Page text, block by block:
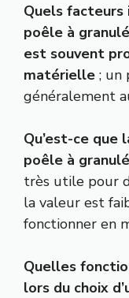
Quels facteurs
poêle à
est souvent
matérielle ; un
généralement
Qu’est-ce que
poêle à
très utile pour
la valeur est
fonctionner en
Quelles
lors du choix